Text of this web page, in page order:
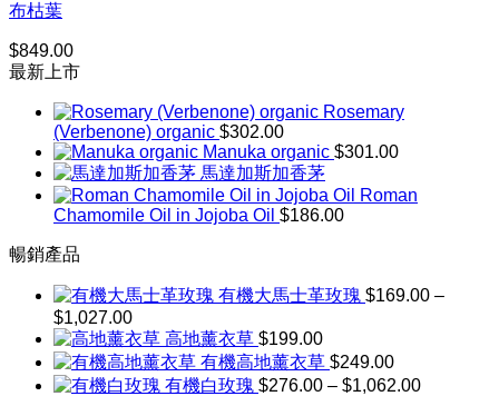
布枯葉
$849.00
最新上市
Rosemary
(Verbenone) organic $302.00
Manuka organic $301.00
馬達加斯加香茅
Roman
Chamomile Oil in Jojoba Oil $186.00
暢銷產品
有機大馬士革玫瑰 $169.00 –
$1,027.00價
格
範
圍：
高地薰衣草 $199.00
有機高地薰衣草 $249.00
有機白玫瑰 $276.00 – $1,062.00價